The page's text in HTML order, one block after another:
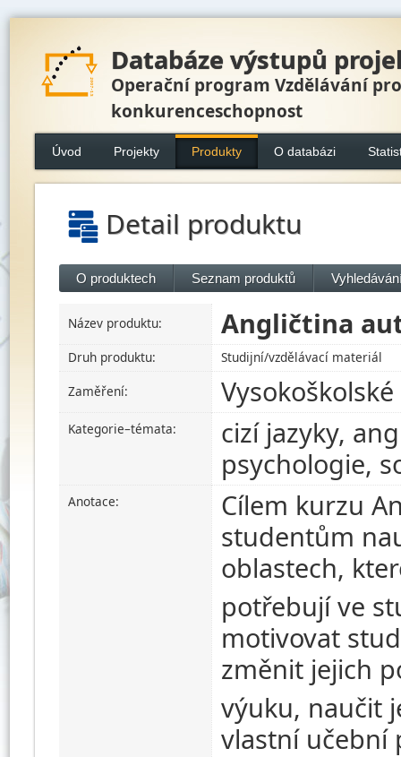
Databáze výstupů
Operační program Vzdělávání pro
konkurenceschopnost
Úvod Projekty Produkty O databázi
Detail produktu
O produktech Seznam produktů
Název produktu: Angličtina
Druh produktu:
Studijní/vzdělávací materiál
Zaměření:
Kategorie–témata:
cizí jazyky,
psychologie,
Anotace:
Cílem kurzu
studentům
oblastech,
potřebují ve
motivovat
změnit jejich
výuku, naučit
vlastní učební